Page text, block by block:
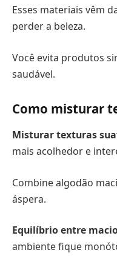
Esses materiais vêm
perder a beleza.
Você evita produtos
saudável.
Como misturar
Misturar texturas
mais acolhedor e
Combine algodão
áspera.
Equilíbrio entre
ambiente fique